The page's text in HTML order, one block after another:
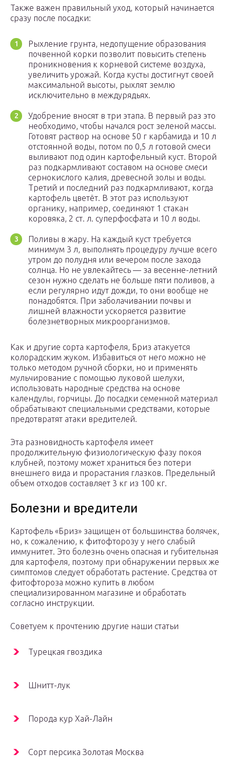
Также важен правильный уход, который начинается
сразу после посадки:
Рыхление грунта, недопущение образования
почвенной корки позволит повысить степень
проникновения к корневой системе воздуха,
увеличить урожай. Когда кусты достигнут своей
максимальной высоты, рыхлят землю
исключительно в междурядьях.
Удобрение вносят в три этапа. В первый раз это
необходимо, чтобы начался рост зеленой массы.
Готовят раствор на основе 50 г карбамида и 10 л
отстоянной воды, потом по 0,5 л готовой смеси
выливают под один картофельный куст. Второй
раз подкармливают составом на основе смеси
сернокислого калия, древесной золы и воды.
Третий и последний раз подкармливают, когда
картофель цветёт. В этот раз используют
органику, например, соединяют 1 стакан
коровяка, 2 ст. л. суперфосфата и 10 л воды.
Поливы в жару. На каждый куст требуется
минимум 3 л, выполнять процедуру лучше всего
утром до полудня или вечером после захода
солнца. Но не увлекайтесь — за весенне-летний
сезон нужно сделать не больше пяти поливов, а
если регулярно идут дожди, то они вообще не
понадобятся. При заболачивании почвы и
лишней влажности ускоряется развитие
болезнетворных микроорганизмов.
Как и другие сорта картофеля, Бриз атакуется
колорадским жуком. Избавиться от него можно не
только методом ручной сборки, но и применять
мульчирование с помощью луковой шелухи,
использовать народные средства на основе
календулы, горчицы. До посадки семенной материал
обрабатывают специальными средствами, которые
предотвратят атаки вредителей.
Эта разновидность картофеля имеет
продолжительную физиологическую фазу покоя
клубней, поэтому может храниться без потери
внешнего вида и прорастания глазков. Предельный
объем отходов составляет 3 кг из 100 кг.
Болезни и вредители
Картофель «Бриз» защищен от большинства болячек,
но, к сожалению, к фитофторозу у него слабый
иммунитет. Это болезнь очень опасная и губительная
для картофеля, поэтому при обнаружении первых же
симптомов следует обработать растение. Средства от
фитофтороза можно купить в любом
специализированном магазине и обработать
согласно инструкции.
Советуем к прочтению другие наши статьи
Турецкая гвоздика
Шнитт-лук
Порода кур Хай-Лайн
Сорт персика Золотая Москва